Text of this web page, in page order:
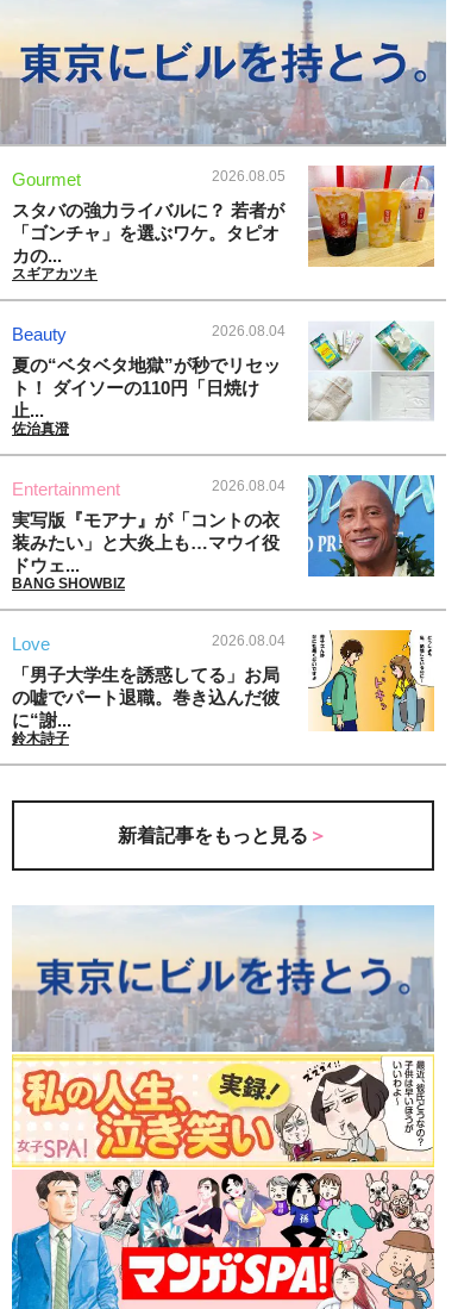
Gourmet 2026.08.05
スタバの強力ライバルに？ 若者が
「ゴンチャ」を選ぶワケ。タピオ
カの...
スギアカツキ
Beauty 2026.08.04
夏の“ベタベタ地獄”が秒でリセッ
ト！ ダイソーの110円「日焼け
止...
佐治真澄
Entertainment 2026.08.04
実写版『モアナ』が「コントの衣
装みたい」と大炎上も…マウイ役
ドウェ...
BANG SHOWBIZ
Love 2026.08.04
「男子大学生を誘惑してる」お局
の嘘でパート退職。巻き込んだ彼
に“謝...
鈴木詩子
新着記事をもっと見る